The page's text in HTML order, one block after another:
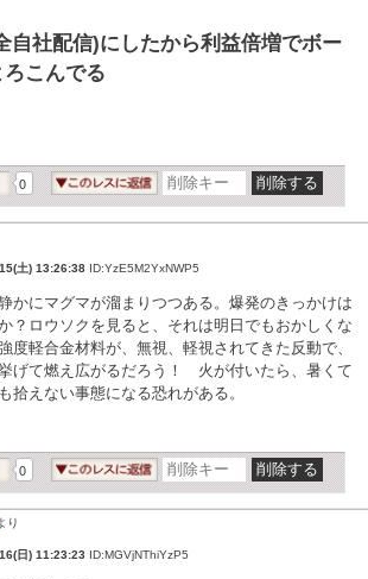
自社配信)にしたから利益倍増でボー
こんでる
0
土) 13:26:38 ID:YzE5M2YxNWP5
かにマグマが溜まりつつある。爆発のきっかけは
？ロウソクを見ると、それは明日でもおかしくな
度軽合金材料が、無視、軽視されてきた反動で、
げて燃え広がるだろう！ 火が付いたら、暑くて
拾えない事態になる恐れがある。
0
り
日) 11:23:23 ID:MGVjNThiYzP5